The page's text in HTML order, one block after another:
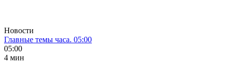
Новости
Главные темы часа. 05:00
05:00
4 мин